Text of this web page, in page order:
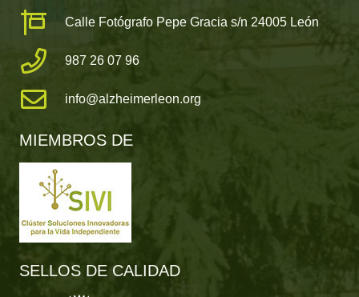
Calle Fotógrafo Pepe Gracia s/n 24005 León
987 26 07 96
info@alzheimerleon.org
MIEMBROS DE
SELLOS DE CALIDAD